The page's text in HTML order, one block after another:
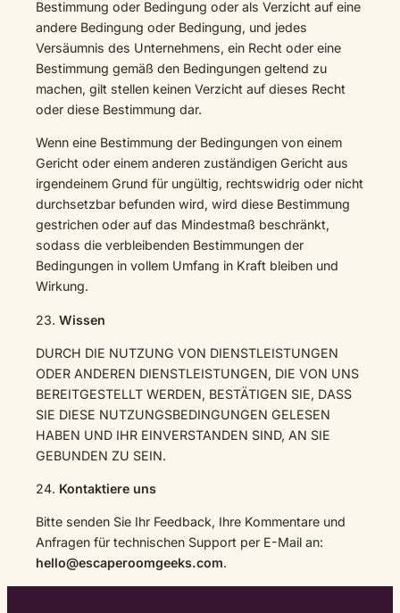
Bestimmung oder Bedingung oder als Verzicht auf eine
andere Bedingung oder Bedingung, und jedes
Versäumnis des Unternehmens, ein Recht oder eine
Bestimmung gemäß den Bedingungen geltend zu
machen, gilt stellen keinen Verzicht auf dieses Recht
oder diese Bestimmung dar.
Wenn eine Bestimmung der Bedingungen von einem
Gericht oder einem anderen zuständigen Gericht aus
irgendeinem Grund für ungültig, rechtswidrig oder nicht
durchsetzbar befunden wird, wird diese Bestimmung
gestrichen oder auf das Mindestmaß beschränkt,
sodass die verbleibenden Bestimmungen der
Bedingungen in vollem Umfang in Kraft bleiben und
Wirkung.
23. Wissen
DURCH DIE NUTZUNG VON DIENSTLEISTUNGEN
ODER ANDEREN DIENSTLEISTUNGEN, DIE VON UNS
BEREITGESTELLT WERDEN, BESTÄTIGEN SIE, DASS
SIE DIESE NUTZUNGSBEDINGUNGEN GELESEN
HABEN UND IHR EINVERSTANDEN SIND, AN SIE
GEBUNDEN ZU SEIN.
24. Kontaktiere uns
Bitte senden Sie Ihr Feedback, Ihre Kommentare und
Anfragen für technischen Support per E-Mail an:
hello@escaperoomgeeks.com.